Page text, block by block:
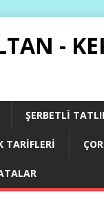
-
ŞERBETLI
TARIFLERI